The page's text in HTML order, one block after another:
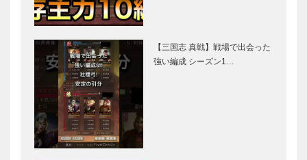
【三国志 真戦】戦場で出会った
強い編成 シーズン1…